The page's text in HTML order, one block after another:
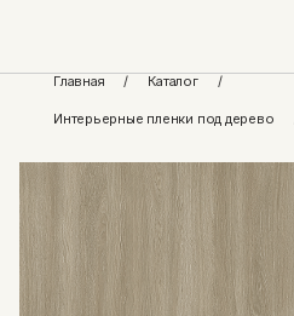
Главная / Каталог /
Интерьерные пленки под дерево